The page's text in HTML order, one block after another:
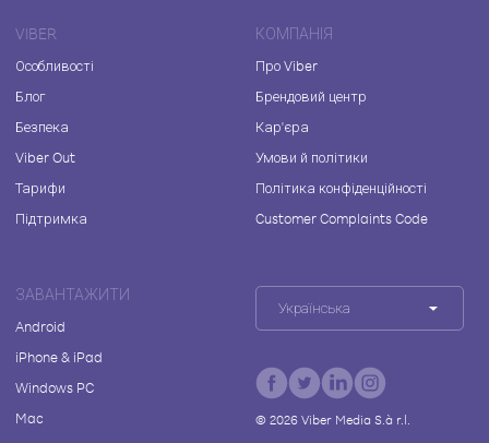
VIBER
Особливості
Блог
Безпека
Viber Out
Тарифи
Підтримка
КОМПАНІЯ
Про Viber
Брендовий центр
Кар'єра
Умови й політики
Політика конфіденційності
Customer Complaints Code
ЗАВАНТАЖИТИ
Android
iPhone & iPad
Windows PC
Mac
Українська
© 2026Viber Media S.à r.l.